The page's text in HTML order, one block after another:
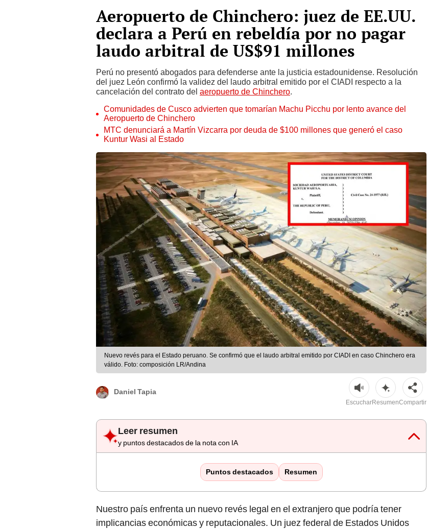
Aeropuerto de Chinchero: juez de EE.UU.
declara a Perú en rebeldía por no pagar
laudo arbitral de US$91 millones
Perú no presentó abogados para defenderse ante la justicia estadounidense. Resolución
del juez León confirmó la validez del laudo arbitral emitido por el CIADI respecto a la
cancelación del contrato del aeropuerto de Chinchero.
Comunidades de Cusco advierten que tomarían Machu Picchu por lento avance del
Aeropuerto de Chinchero
MTC denunciará a Martín Vizcarra por deuda de $100 millones que generó el caso
Kuntur Wasi al Estado
Nuevo revés para el Estado peruano. Se confirmó que el laudo arbitral emitido por CIADI en caso Chinchero era
válido. Foto: composición LR/Andina
Daniel Tapia
EscucharResumenCompartir
Leer resumen
y puntos destacados de la nota con IA
Puntos destacados Resumen
Nuestro país enfrenta un nuevo revés legal en el extranjero que podría tener
implicancias económicas y reputacionales. Un juez federal de Estados Unidos